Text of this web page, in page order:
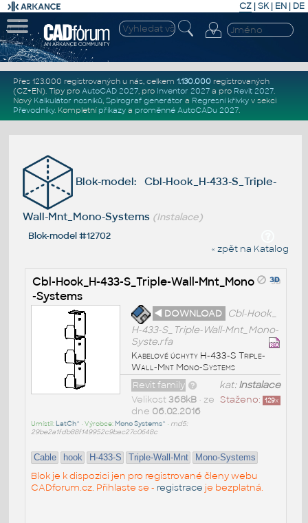
CZ | SK| EN | DE
Přes 123.000 registrovaných u nás, celkem 1.130.000registrovaných
(CZ+EN). Tipy pro AutoCAD 2027, pro Inventor 2027a pro Revit 2027.
Nový Kalkulátor nosníků, Spirograf generátor a Regresní křivkyv sekci
Převodníky. Kompletní příkazya proměnné AutoCADu 2027.
Blok-model: Cbl-Hook_H-433-S_Triple-
Wall-Mnt_Mono-Systems (Instalace)
Blok-model #12702
« zpět na Katalog
Cbl-Hook_H-433-S_Triple-Wall-Mnt_Mono
-Systems
◄ DOWNLOAD Cbl-Hook_
H-433-S_Triple-Wall-Mnt_Mono-
Syste.rfa
Kabelové úchyty H-433-S Triple-
Wall-Mnt Mono-Systems
kat:Instalace
Revit family
Staženo: 129x
Velikost368kB• ze
dne 06.02.2016
Umístil: LatCh^ • Výrobce: Mono Systems^ • md5:
29be2a1fdb88f149952c9bac27c0648c
Cable hook H-433-S Triple-Wall-Mnt Mono-Systems
Blok je k dispozici jen pro registrované členy webu
CADforum.cz. Přihlaste se - registrace je bezplatná.